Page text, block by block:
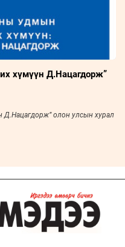
хүмүүн Д.Нацагдорж”
Д.Нацагдорж” олон улсын хурал